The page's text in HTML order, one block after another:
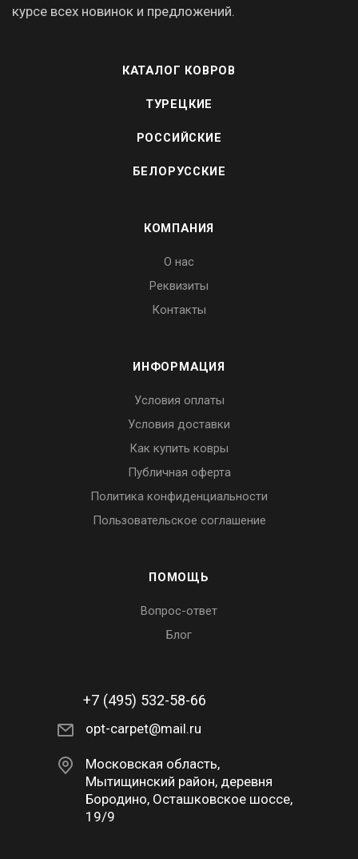
курсе всех новинок и предложений.
КАТАЛОГ КОВРОВ
ТУРЕЦКИЕ
РОССИЙСКИЕ
БЕЛОРУССКИЕ
КОМПАНИЯ
О нас
Реквизиты
Контакты
ИНФОРМАЦИЯ
Условия оплаты
Условия доставки
Как купить ковры
Публичная оферта
Политика конфиденциальности
Пользовательское соглашение
ПОМОЩЬ
Вопрос-ответ
Блог
+7 (495) 532-58-66
opt-carpet@mail.ru
Московская область,
Мытищинский район, деревня
Бородино, Осташковское шоссе,
19/9